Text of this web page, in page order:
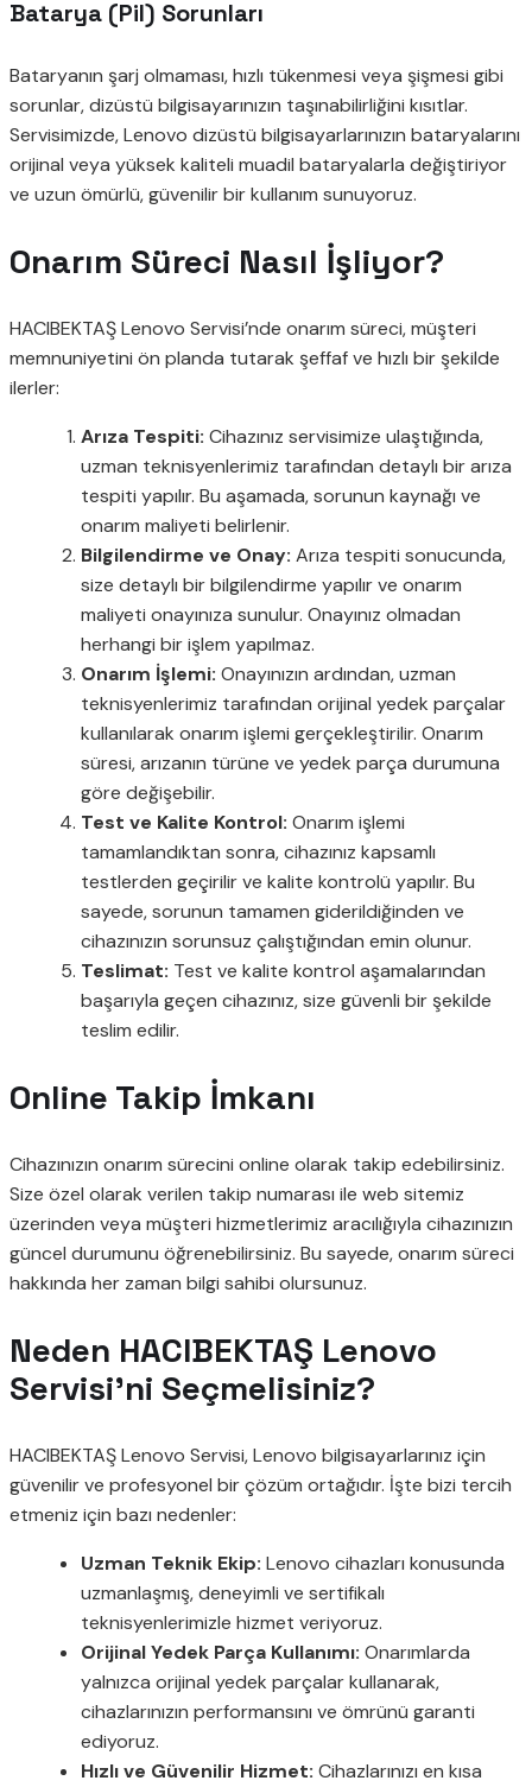
Batarya (Pil) Sorunları
Bataryanın şarj olmaması, hızlı tükenmesi veya şişmesi gibi
sorunlar, dizüstü bilgisayarınızın taşınabilirliğini kısıtlar.
Servisimizde, Lenovo dizüstü bilgisayarlarınızın bataryalarını
orijinal veya yüksek kaliteli muadil bataryalarla değiştiriyor
ve uzun ömürlü, güvenilir bir kullanım sunuyoruz.
Onarım Süreci Nasıl İşliyor?
HACIBEKTAŞ Lenovo Servisi’nde onarım süreci, müşteri
memnuniyetini ön planda tutarak şeffaf ve hızlı bir şekilde
ilerler:
Arıza Tespiti: Cihazınız servisimize ulaştığında,
uzman teknisyenlerimiz tarafından detaylı bir arıza
tespiti yapılır. Bu aşamada, sorunun kaynağı ve
onarım maliyeti belirlenir.
Bilgilendirme ve Onay: Arıza tespiti sonucunda,
size detaylı bir bilgilendirme yapılır ve onarım
maliyeti onayınıza sunulur. Onayınız olmadan
herhangi bir işlem yapılmaz.
Onarım İşlemi: Onayınızın ardından, uzman
teknisyenlerimiz tarafından orijinal yedek parçalar
kullanılarak onarım işlemi gerçekleştirilir. Onarım
süresi, arızanın türüne ve yedek parça durumuna
göre değişebilir.
Test ve Kalite Kontrol: Onarım işlemi
tamamlandıktan sonra, cihazınız kapsamlı
testlerden geçirilir ve kalite kontrolü yapılır. Bu
sayede, sorunun tamamen giderildiğinden ve
cihazınızın sorunsuz çalıştığından emin olunur.
Teslimat: Test ve kalite kontrol aşamalarından
başarıyla geçen cihazınız, size güvenli bir şekilde
teslim edilir.
Online Takip İmkanı
Cihazınızın onarım sürecini online olarak takip edebilirsiniz.
Size özel olarak verilen takip numarası ile web sitemiz
üzerinden veya müşteri hizmetlerimiz aracılığıyla cihazınızın
güncel durumunu öğrenebilirsiniz. Bu sayede, onarım süreci
hakkında her zaman bilgi sahibi olursunuz.
Neden HACIBEKTAŞ Lenovo
Servisi’ni Seçmelisiniz?
HACIBEKTAŞ Lenovo Servisi, Lenovo bilgisayarlarınız için
güvenilir ve profesyonel bir çözüm ortağıdır. İşte bizi tercih
etmeniz için bazı nedenler:
Uzman Teknik Ekip: Lenovo cihazları konusunda
uzmanlaşmış, deneyimli ve sertifikalı
teknisyenlerimizle hizmet veriyoruz.
Orijinal Yedek Parça Kullanımı: Onarımlarda
yalnızca orijinal yedek parçalar kullanarak,
cihazlarınızın performansını ve ömrünü garanti
ediyoruz.
Hızlı ve Güvenilir Hizmet: Cihazlarınızı en kısa